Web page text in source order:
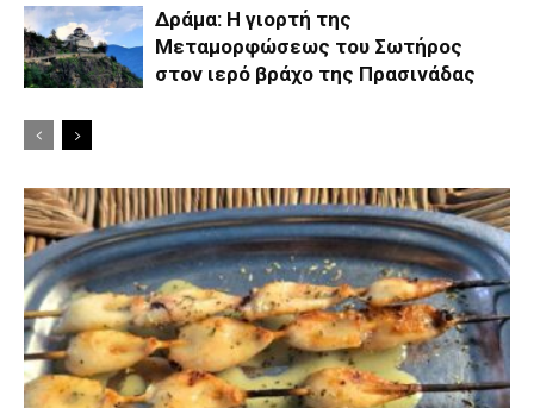
Δράμα: Η γιορτή της
Μεταμορφώσεως του Σωτήρος
στον ιερό βράχο της Πρασινάδας